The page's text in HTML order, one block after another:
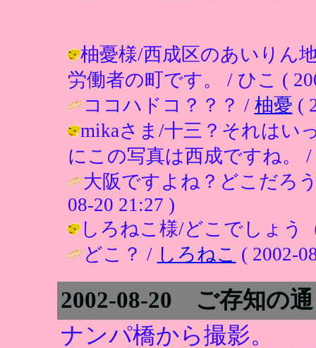
柚憂様/西成区のあいりん
労働者の町です。 / ひこ (
ココハドコ？？？ / 柚憂 (
mikaさま/十三？それはい
にこの写真は西成ですね。 /
大阪ですよね？どこだろ
08-20 21:27 )
しろねこ様/どこでしょう
どこ？ / しろねこ ( 2002-
2002-08-20 ご存知の
ナンパ橋から撮影。